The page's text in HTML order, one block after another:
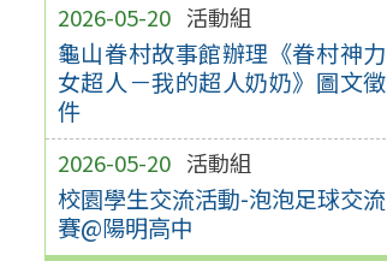
2026-05-20 活動組
龜山眷村故事館辦理《眷村神力
女超人－我的超人奶奶》圖文徵
件
2026-05-20 活動組
校園學生交流活動-泡泡足球交流
賽@陽明高中